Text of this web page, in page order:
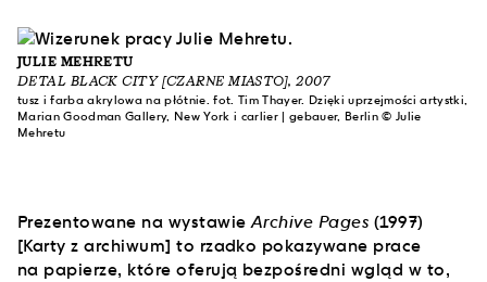
JULIE MEHRETU
DETAL BLACK CITY [CZARNE MIASTO], 2007
tusz i farba akrylowa na płótnie. fot. Tim Thayer. Dzięki uprzejmości artystki,
Marian Goodman Gallery, New York i carlier | gebauer, Berlin © Julie
Mehretu
Prezentowane na wystawieArchive Pages (1997)
[Karty z archiwum] to rzadko pokazywane prace
na papierze, które oferują bezpośredni wgląd w to,